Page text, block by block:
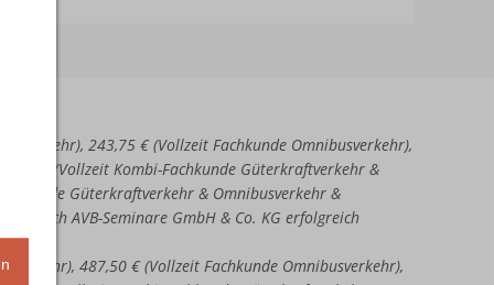
243,75 € (Vollzeit Fachkunde Omnibusverkehr),
€ (Vollzeit Kombi-Fachkunde Güterkraftverkehr &
Güterkraftverkehr & Omnibusverkehr &
durch AVB-Seminare GmbH & Co. KG erfolgreich
487,50 € (Vollzeit Fachkunde Omnibusverkehr),